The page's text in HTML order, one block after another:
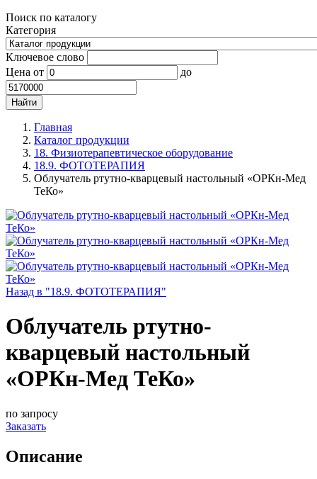
Поиск по каталогу
Категория
Ключевое слово
Цена от до
Главная
Каталог продукции
18. Физиотерапевтическое оборудование
18.9. ФОТОТЕРАПИЯ
Облучатель ртутно-кварцевый настольный «ОРКн-Мед
ТеКо»
Назад в "18.9. ФОТОТЕРАПИЯ"
Облучатель ртутно-
кварцевый настольный
«ОРКн-Мед ТеКо»
по запросу
Заказать
Описание